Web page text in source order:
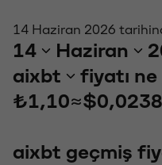
14 Haziran 2026
14 Haziran
aixbt
fiyatı ne
₺1,10≈
aixbt geçmiş